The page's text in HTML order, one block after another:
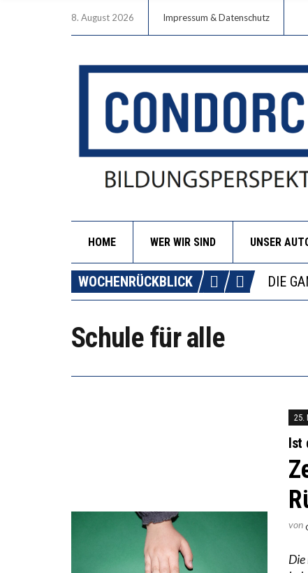
8. August 2026 Impressum & Datenschutz
HOME WER WIR SIND UNSER
WOCHENRÜCKBLICK
DIE
DIE
Schule für alle
25.
Ist
von